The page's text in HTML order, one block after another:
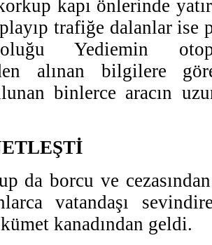
kapı önlerinde
trafiğe dalanlar ise
Yediemin
alınan bilgilere
binlerce aracın
da borcu ve
vatandaşı
kanadından geldi.